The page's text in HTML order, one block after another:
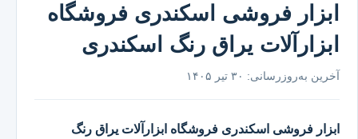
ابزار فروشی اسکندری فروشگاه
ابزارآلات یراق رنگ اسکندری
آخرین به‌روزرسانی: ۳۰ تیر ۱۴۰۵
ابزار فروشی اسکندری فروشگاه ابزارآلات یراق رنگ